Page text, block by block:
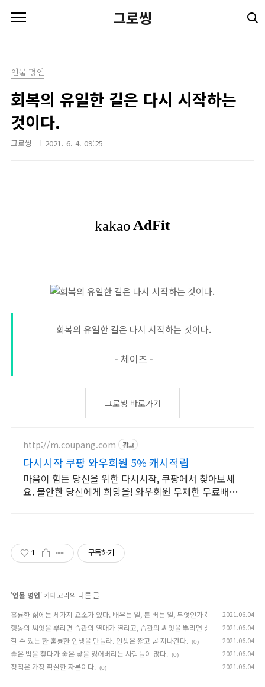
그로씽
인물 명언
회복의 유일한 길은 다시 시작하는
것이다.
그로씽 2021. 6. 4. 09:25
회복의 유일한 길은 다시 시작하는 것이다.
- 체이즈 -
그로씽 바로가기
http://m.coupang.com 광고
다시시작 쿠팡 와우회원 5% 캐시적립
마음이 힘든 당신을 위한 다시시작, 쿠팡에서 찾아보세
요. 불안한 당신에게 희망을! 와우회원 무제한 무료배송
1 구독하기
'인물 명언' 카테고리의 다른 글
훌륭한 삶에는 세가지 요소가 있다. 배우는 일, 돈 버는 일, 무엇인가 하고 싶은 일.
(0)
2021.06.04
행동의 씨앗을 뿌리면 습관의 열매가 열리고, 습관의 씨앗을 뿌리면 성격의 열매가 열리
2021.06.04
할 수 있는 한 훌륭한 인생을 만들라. 인생은 짧고 곧 지나간다. (0) 2021.06.04
좋은 밤을 찾다가 좋은 낮을 잃어버리는 사람들이 많다. (0) 2021.06.04
정직은 가장 확실한 자본이다. (0) 2021.06.04